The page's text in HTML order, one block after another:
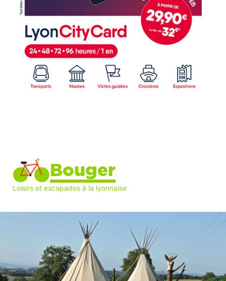
Bouger
Loisirs et escapades à la lyonnaise